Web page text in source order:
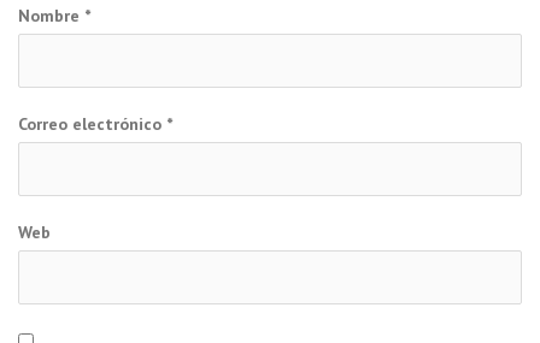
Nombre *
Correo electrónico *
Web